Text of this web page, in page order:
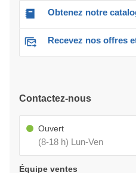
Obtenez notre
Recevez nos offres
Contactez-nous
Ouvert
(8-18 h) Lun-Ven
Équipe ventes